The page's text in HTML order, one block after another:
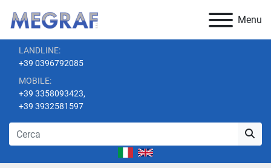
Menu
LANDLINE:
+39 0396792085
MOBILE:
+39 3358093423,
+39 3932581597